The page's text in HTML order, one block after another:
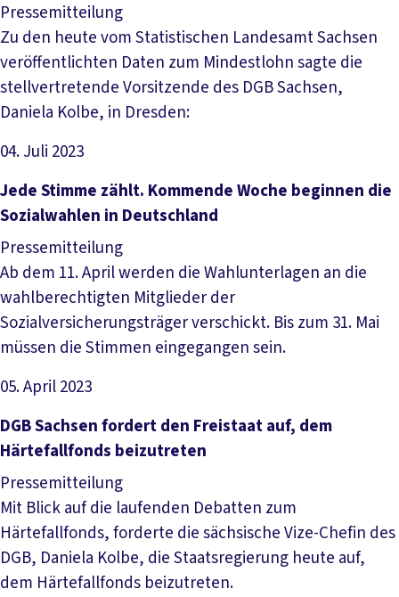
Pressemitteilung
Zu den heute vom Statistischen Landesamt Sachsen
veröffentlichten Daten zum Mindestlohn sagte die
stellvertretende Vorsitzende des DGB Sachsen,
Daniela Kolbe, in Dresden:
04. Juli 2023
Artikel lesen
Jede Stimme zählt. Kommende Woche beginnen die
Sozialwahlen in Deutschland
Pressemitteilung
Ab dem 11. April werden die Wahlunterlagen an die
wahlberechtigten Mitglieder der
Sozialversicherungsträger verschickt. Bis zum 31. Mai
müssen die Stimmen eingegangen sein.
05. April 2023
Artikel lesen
DGB Sachsen fordert den Freistaat auf, dem
Härtefallfonds beizutreten
Pressemitteilung
Mit Blick auf die laufenden Debatten zum
Härtefallfonds, forderte die sächsische Vize-Chefin des
DGB, Daniela Kolbe, die Staatsregierung heute auf,
dem Härtefallfonds beizutreten.